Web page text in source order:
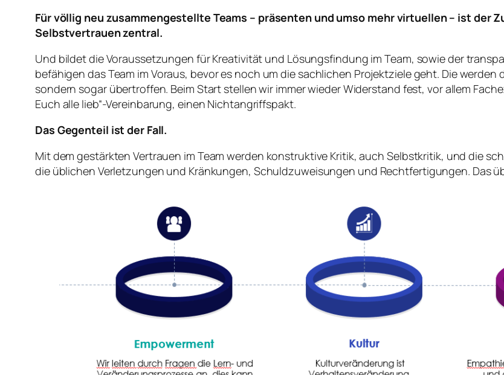
Für völlig neu zusammengestellte Teams – präsenten und umso mehr virtuellen – ist der
Selbstvertrauen zentral.
Und bildet die Voraussetzungen für Kreativität und Lösungsfindung im Team, sowie der
befähigen das Team im Voraus, bevor es noch um die sachlichen Projektziele geht. Die
sondern sogar übertroffen. Beim Start stellen wir immer wieder Widerstand fest, vor allem
Euch alle lieb“-Vereinbarung, einen Nichtangriffspakt.
Das Gegenteil ist der Fall.
Mit dem gestärkten Vertrauen im Team werden konstruktive Kritik, auch Selbstkritik, und die
die üblichen Verletzungen und Kränkungen, Schuldzuweisungen und Rechtfertigungen. Das